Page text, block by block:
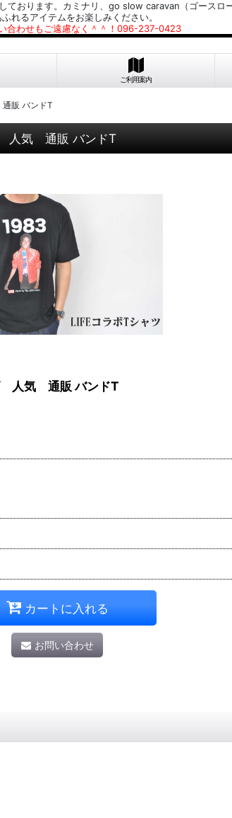
おります。カミナリ、go slow caravan（ゴースロ
れるアイテムをお楽しみください。
合わせもご遠慮なく＾＾！096-237-0423
ご利用案内
販 バンドT
人気 通販 バンドT
人気 通販 バンドT
カートに入れる
お問い合わせ